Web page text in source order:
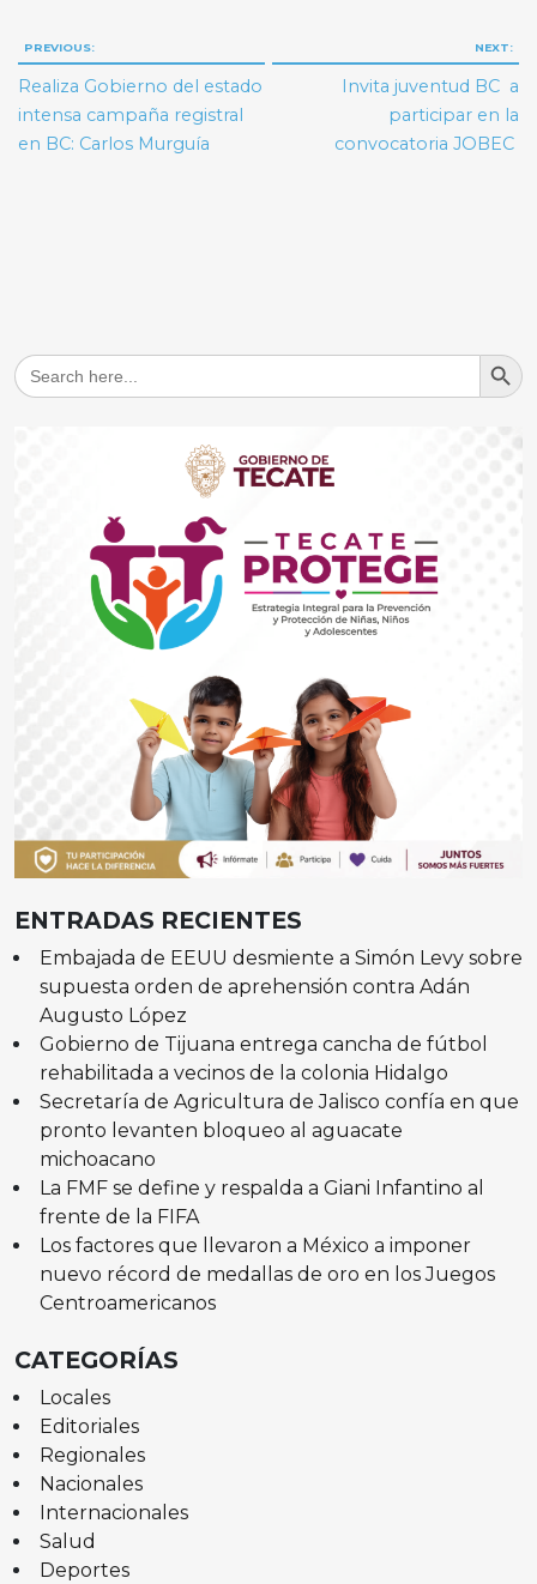
Navegación
de
entradas
PREVIOUS:
Realiza Gobierno del estado
intensa campaña registral
en BC: Carlos Murguía
NEXT:
Invita juventud BC a
participar en la
convocatoria JOBEC
Search
for:
Search
ENTRADAS RECIENTES
Embajada de EEUU desmiente a Simón Levy sobre
supuesta orden de aprehensión contra Adán
Augusto López
Gobierno de Tijuana entrega cancha de fútbol
rehabilitada a vecinos de la colonia Hidalgo
Secretaría de Agricultura de Jalisco confía en que
pronto levanten bloqueo al aguacate
michoacano
La FMF se define y respalda a Giani Infantino al
frente de la FIFA
Los factores que llevaron a México a imponer
nuevo récord de medallas de oro en los Juegos
Centroamericanos
CATEGORÍAS
Locales
Editoriales
Regionales
Nacionales
Internacionales
Salud
Deportes